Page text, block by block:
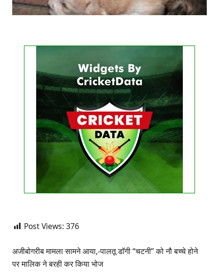
FIXTURE
No live matches found.
See recent results
See fixtures
Post Views: 376
अजीबोगरीब मामला सामने आया,-पालतू डॉगी “चटनी” को नौ बच्चे होने
पर मालिक ने बरही कर किया भोज